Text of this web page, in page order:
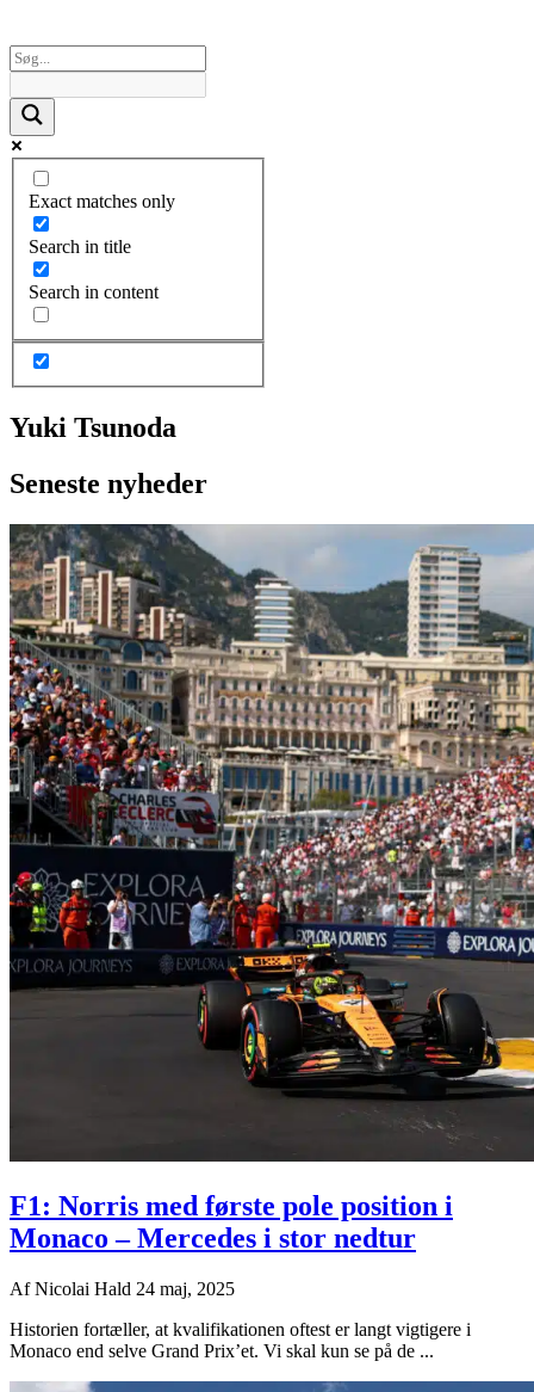
Exact matches only
Search in title
Search in content
Yuki Tsunoda
Seneste nyheder
F1: Norris med første pole position i
Monaco – Mercedes i stor nedtur
AfNicolai Hald 24 maj, 2025
Historien fortæller, at kvalifikationen oftest er langt vigtigere i
Monaco end selve Grand Prix’et. Vi skal kun se på de ...